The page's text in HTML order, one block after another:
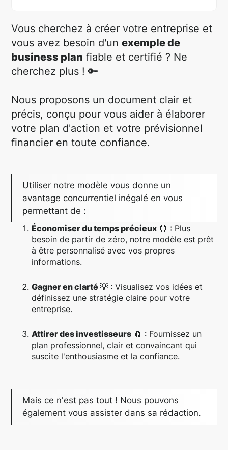
Vous cherchez à créer votre entreprise et
vous avez besoin d'unexemple de
business plan fiable et certifié ? Ne
cherchez plus ! 🔑
Nous proposons un document clair et
précis, conçu pour vous aider à élaborer
votre plan d'action et votre prévisionnel
financier en toute confiance.
Utiliser notre modèle vous donne un
avantage concurrentiel inégalé en vous
permettant de :
Économiser du temps précieux ⏰ : Plus
besoin de partir de zéro, notre modèle est prêt
à être personnalisé avec vos propres
informations.
Gagner en clarté 💡: Visualisez vos idées et
définissez une stratégie claire pour votre
entreprise.
Attirer des investisseurs 🧲 : Fournissez un
plan professionnel, clair et convaincant qui
suscite l'enthousiasme et la confiance.
Mais ce n'est pas tout ! Nous pouvons
également vous assister dans sa rédaction.